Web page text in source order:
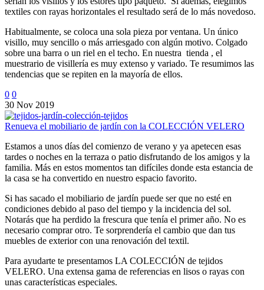
textiles con rayas horizontales el resultado será de lo más novedoso.
Habitualmente, se coloca una sola pieza por ventana. Un único
visillo, muy sencillo o más arriesgado con algún motivo. Colgado
sobre una barra o un riel en el techo. En nuestra tienda , el
muestrario de visillería es muy extenso y variado. Te resumimos las
tendencias que se repiten en la mayoría de ellos.
0 0
30 Nov 2019
Renueva el mobiliario de jardín con la COLECCIÓN VELERO
Estamos a unos días del comienzo de verano y ya apetecen esas
tardes o noches en la terraza o patio disfrutando de los amigos y la
familia. Más en estos momentos tan difíciles donde esta estancia de
la casa se ha convertido en nuestro espacio favorito.
Si has sacado el mobiliario de jardín puede ser que no esté en
condiciones debido al paso del tiempo y la incidencia del sol.
Notarás que ha perdido la frescura que tenía el primer año. No es
necesario comprar otro. Te sorprendería el cambio que dan tus
muebles de exterior con una renovación del textil.
Para ayudarte te presentamos LA COLECCIÓN de tejidos
VELERO. Una extensa gama de referencias en lisos o rayas con
unas características especiales.